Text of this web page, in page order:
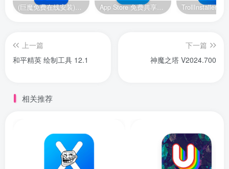
(巨魔免费在线安装)14-14.8.1/15.2-17.0系统，巨魔安装器 快速安装巨魔商店2 App Store 免费共享账号【美区】【2024.11.19更新】
上一篇
和平精英 绘制工具 12.1
下一篇
神魔之塔 V2024.700
相关推荐